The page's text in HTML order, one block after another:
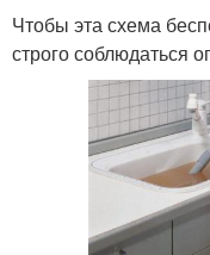
Чтобы эта схема
строго соблюдаться